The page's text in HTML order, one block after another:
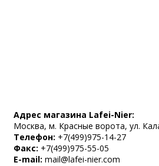
Адрес магазина Lafei-Nier:
Москва, м. Красные ворота, ул.
Телефон: +7(499)975-14-27
Факс: +7(499)975-55-05
E-mail: mail@lafei-nier.com